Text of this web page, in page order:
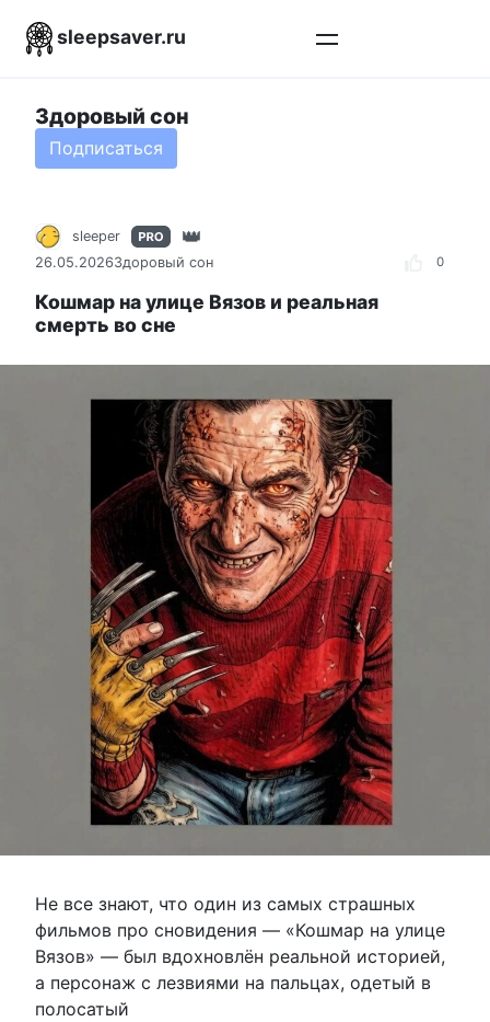
sleepsaver.ru
Здоровый сон
Подписаться
0
sleeper
26.05.2026Здоровый сон
Кошмар на улице Вязов и реальная
смерть во сне
Не все знают, что один из самых страшных
фильмов про сновидения — «Кошмар на улице
Вязов» — был вдохновлён реальной историей,
а персонаж с лезвиями на пальцах, одетый в
полосатый